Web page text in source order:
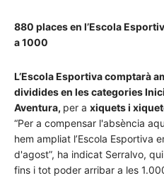
880 places en l’Escola
a 1000
L’Escola Esportiva comptarà
dividides en les categories
Aventura, per a xiquets i
“Per a compensar l'absència
hem ampliat l’Escola Esportiva
d'agost”, ha indicat Serralvo,
fins i tot poder arribar a les